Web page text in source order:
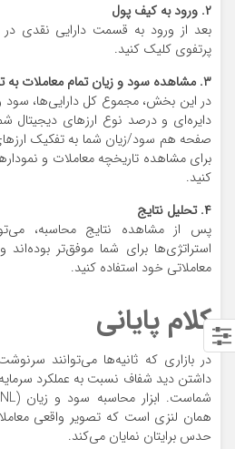
۲. ورود به کیف پول
بعد از ورود به قسمت دارایی نقدی
پرتفوی کلیک کنید.
۳. مشاهده سود و زیان تمام معاملات به تفکیک رمزارز‌ها
در این بخش، مجموع کل دارایی‌ها، سود و
دایره‌ای و درصد نوع ارزهای دیجیتال
صفحه هم سود/زیان شما به تفکیک
برای مشاهده تاریخچه معاملات و
کنید.
۴. تحلیل نتایج
پس از مشاهده نتایج محاسبه،
استراتژی‌ها برای شما موفق‌تر بوده‌اند
معاملاتی خود استفاده کنید.
کلام پایانی
در بازاری که ثانیه‌ها می‌توانند
داشتن دید شفاف نسبت به عملکرد
همان لنزی است که تصویر واقعی
حدس برایتان نمایان می‌کند.